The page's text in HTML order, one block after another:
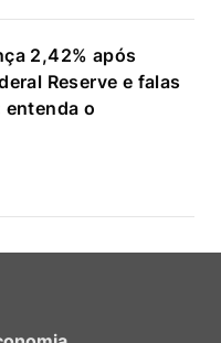
2,42% após
Reserve e falas
entenda o